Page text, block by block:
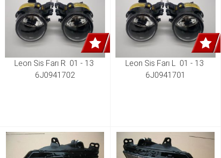
Leon Sis Farı R  01 - 13
6J0941702
Leon Sis Farı L  01 - 13
6J0941701